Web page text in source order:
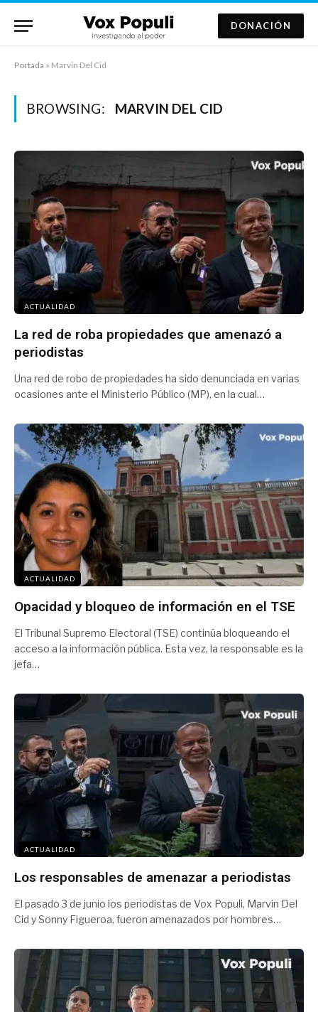
DONACIÓN
Portada » Marvin Del Cid
BROWSING: MARVIN DEL CID
ACTUALIDAD
La red de roba propiedades que amenazó a
periodistas
Una red de robo de propiedades ha sido denunciada en varias
ocasiones ante el Ministerio Público (MP), en la cual…
ACTUALIDAD
Opacidad y bloqueo de información en el TSE
El Tribunal Supremo Electoral (TSE) continúa bloqueando el
acceso a la información pública. Esta vez, la responsable es la
jefa…
ACTUALIDAD
Los responsables de amenazar a periodistas
El pasado 3 de junio los periodistas de Vox Populi, Marvin Del
Cid y Sonny Figueroa, fueron amenazados por hombres…